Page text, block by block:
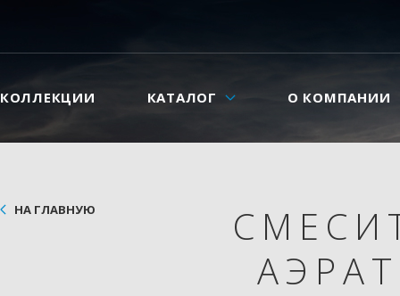
КОЛЛЕКЦИИ КАТАЛОГ О КОМПАНИИ
НА ГЛАВНУЮ